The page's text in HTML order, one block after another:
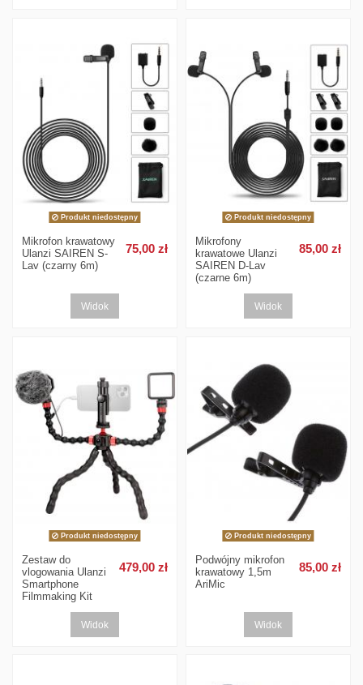
Produkt niedostępny
Mikrofon krawatowy
Ulanzi SAIREN S-
Lav (czarny 6m)
75,00 zł
Widok
Produkt niedostępny
Mikrofony
krawatowe Ulanzi
SAIREN D-Lav
(czarne 6m)
85,00 zł
Widok
Produkt niedostępny
Zestaw do
vlogowania Ulanzi
Smartphone
Filmmaking Kit
479,00 zł
Widok
Produkt niedostępny
Podwójny mikrofon
krawatowy 1,5m
AriMic
85,00 zł
Widok